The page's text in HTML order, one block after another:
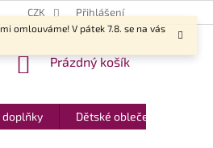
omlouváme! V pátek 7.8. se na vás
CZK Přihlášení
NÁKUPNÍ
Prázdný košík
doplňky Dětské oblečení